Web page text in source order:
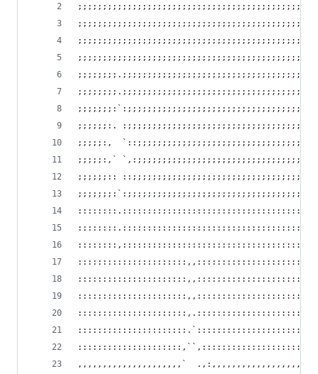
;;;;;;:.
;;;;;:,
;;;;;:,`
;;;;;;::
,,,,,,,,,,,,,,,,,,,,,`